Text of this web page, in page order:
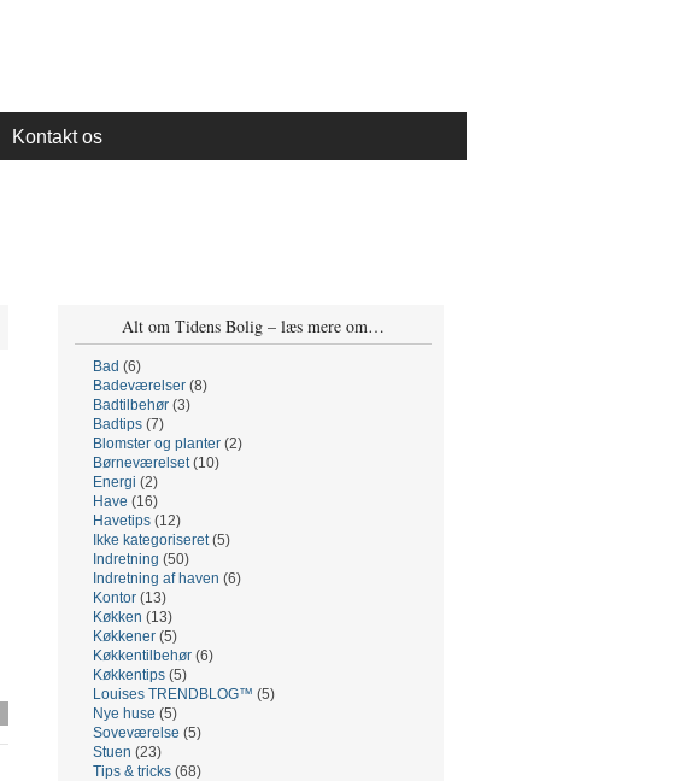
Kontakt os
Alt om Tidens Bolig – læs mere om…
Bad (6)
Badeværelser(8)
Badtilbehør(3)
Badtips(7)
Blomster og planter(2)
Børneværelset(10)
Energi (2)
Have (16)
Havetips(12)
Ikke kategoriseret(5)
Indretning (50)
Indretning af haven (6)
Kontor(13)
Køkken (13)
Køkkener(5)
Køkkentilbehør(6)
Køkkentips(5)
Louises TRENDBLOG™ (5)
Nye huse (5)
Soveværelse (5)
Stuen (23)
Tips & tricks(68)